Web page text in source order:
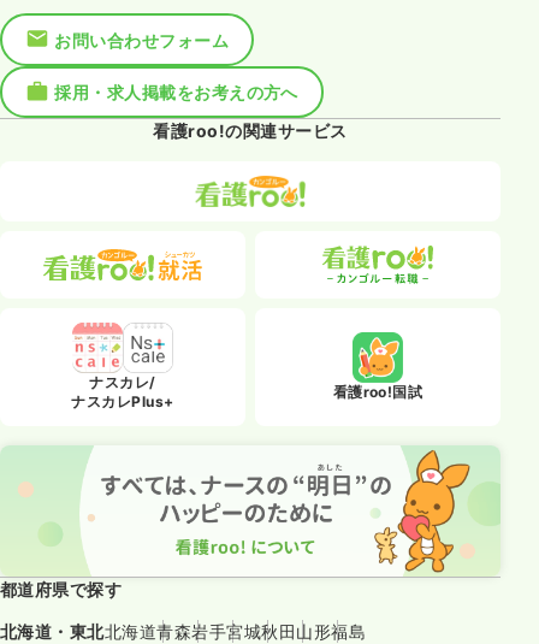
お問い合わせフォーム
採用・求人掲載をお考えの方へ
看護roo!の関連サービス
ナスカレ/
ナスカレPlus+
看護roo!国試
都道府県で探す
北海道・東北北海道青森岩手宮城秋田山形福島